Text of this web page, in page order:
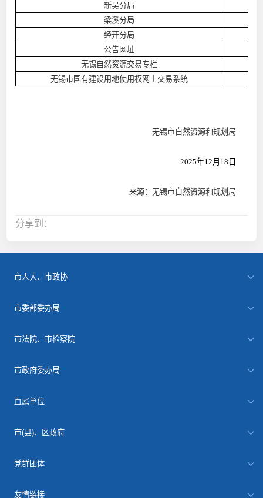
新吴分局
梁溪分局
经开分局
公告网址
无锡自然资源交易专栏
无锡市国有建设用地使用权网上交易系统
无锡市自然资源和规划局
2025年12月18日
来源：无锡市自然资源和规划局
分享到：
市人大、市政协
市委部委办局
市法院、市检察院
市政府委办局
直属单位
市(县)、区政府
党群团体
友情链接